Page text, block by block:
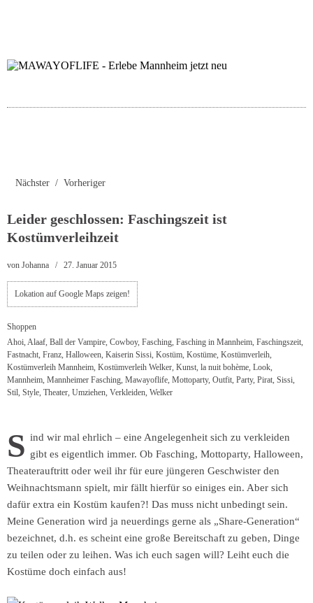
Vorheriger
Nächster
Leider geschlossen: Faschingszeit ist
Kostümverleihzeit
von Johanna 27. Januar 2015
Lokation auf Google Maps zeigen!
Shoppen
Ahoi, Alaaf, Ball der Vampire, Cowboy, Fasching, Fasching in Mannheim, Faschingszeit,
Fastnacht, Franz, Halloween, Kaiserin Sissi, Kostüm, Kostüme, Kostümverleih,
Kostümverleih Mannheim, Kostümverleih Welker, Kunst, la nuit bohème, Look,
Mannheim, Mannheimer Fasching, Mawayoflife, Mottoparty, Outfit, Party, Pirat, Sissi,
Stil, Style, Theater, Umziehen, Verkleiden, Welker
S ind wir mal ehrlich – eine Angelegenheit sich zu verkleiden
gibt es eigentlich immer. Ob Fasching, Mottoparty, Halloween,
Theaterauftritt oder weil ihr für eure jüngeren Geschwister den
Weihnachtsmann spielt, mir fällt hierfür so einiges ein. Aber sich
dafür extra ein Kostüm kaufen?! Das muss nicht unbedingt sein.
Meine Generation wird ja neuerdings gerne als „Share-Generation“
bezeichnet, d.h. es scheint eine große Bereitschaft zu geben, Dinge
zu teilen oder zu leihen. Was ich euch sagen will? Leiht euch die
Kostüme doch einfach aus!